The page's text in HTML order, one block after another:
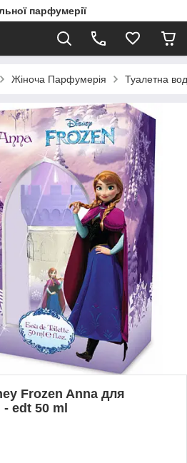
парфумерії
Жіноча Парфумерія Туалетна
Frozen Anna для
- edt 50 ml